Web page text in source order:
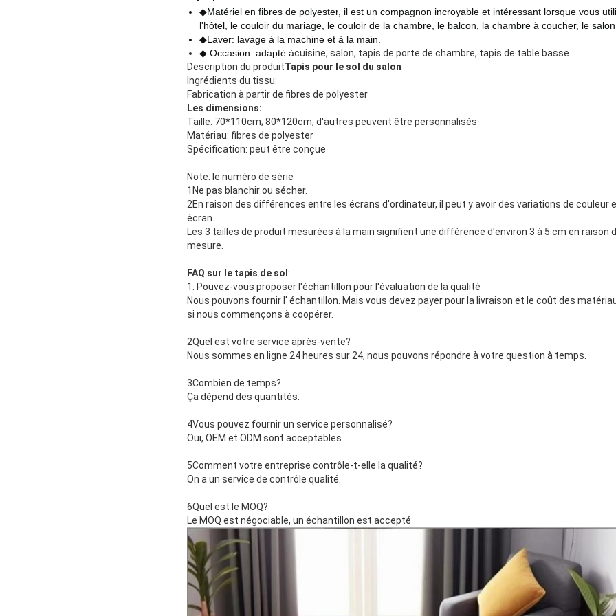
◆Matériel en fibres de polyester, il est un compagnon incroyable et intéressant lorsque vous
l'hôtel, le couloir du mariage, le couloir de la chambre, le balcon, la chambre à coucher, le
◆Laver: lavage à la machine et à la main.
◆ Occasion: adapté àcuisine, salon, tapis de porte de chambre, tapis de table basse
Description du produitTapis pour le sol du salon
Ingrédients du tissu:
Fabrication à partir de fibres de polyester
Les dimensions:
Taille: 70*110cm; 80*120cm; d'autres peuvent être personnalisés
Matériau: fibres de polyester
Spécification: peut être conçue
Note: le numéro de série
1Ne pas blanchir ou sécher.
2En raison des différences entre les écrans d'ordinateur, il peut y avoir des variations de couleur
écran.
Les 3 tailles de produit mesurées à la main signifient une différence d'environ 3 à 5 cm en raison
mesure.
FAQ sur le tapis de sol :
1: Pouvez-vous proposer l'échantillon pour l'évaluation de la qualité
Nous pouvons fournir l' échantillon. Mais vous devez payer pour la livraison et le coût des
si nous commençons à coopérer.
2Quel est votre service après-vente?
Nous sommes en ligne 24 heures sur 24, nous pouvons répondre à votre question à temps.
3Combien de temps?
Ça dépend des quantités.
4Vous pouvez fournir un service personnalisé?
Oui, OEM et ODM sont acceptables
5Comment votre entreprise contrôle-t-elle la qualité?
On a un service de contrôle qualité.
6Quel est le MOQ?
Le MOQ est négociable, un échantillon est accepté